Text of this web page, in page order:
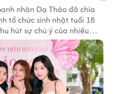
nhân Dạ Thảo đã chia
tổ chức sinh nhật tuổi 18
hút sự chú ý của nhiều